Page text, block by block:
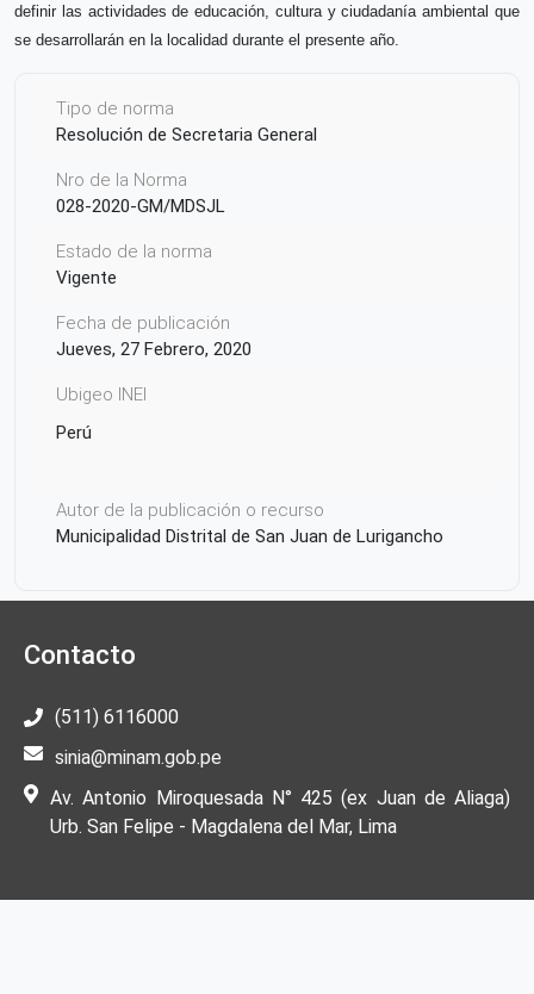
definir las actividades de educación, cultura y ciudadanía ambiental que
se desarrollarán en la localidad durante el presente año.
Tipo de norma
Resolución de Secretaria General
Nro de la Norma
028-2020-GM/MDSJL
Estado de la norma
Vigente
Fecha de publicación
Jueves, 27 Febrero, 2020
Ubigeo INEI
Perú
Autor de la publicación o recurso
Municipalidad Distrital de San Juan de Lurigancho
Contacto
(511) 6116000
sinia@minam.gob.pe
Av. Antonio Miroquesada N° 425 (ex Juan de Aliaga)
Urb. San Felipe - Magdalena del Mar, Lima